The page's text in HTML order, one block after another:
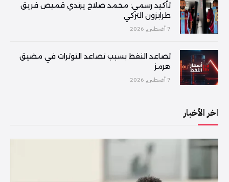
تأكيد رسمي: محمد صلاح يرتدي قميص فريق
طرابزون التركي
7 أغسطس, 2026
تصاعد النفط بسبب تصاعد التوترات في مضيق
هرمز
7 أغسطس, 2026
اخر الأخبار